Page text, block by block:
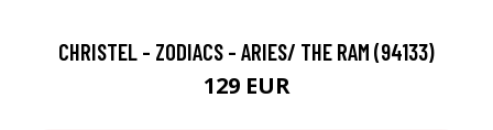
CHRISTEL - ZODIACS - ARIES/ THE RAM (94133)
129 EUR